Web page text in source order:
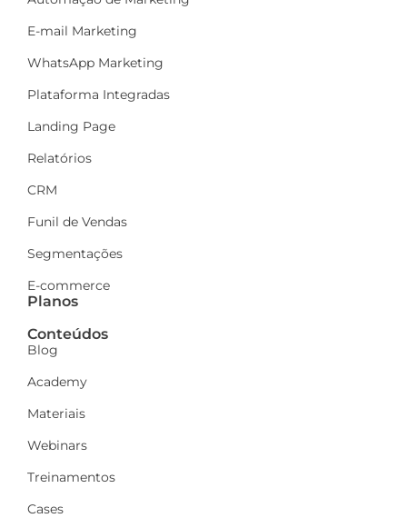
E-mail Marketing
WhatsApp Marketing
Plataforma Integradas
Landing Page
Relatórios
CRM
Funil de Vendas
Segmentações
E-commerce
Planos
Conteúdos
Blog
Academy
Materiais
Webinars
Treinamentos
Cases